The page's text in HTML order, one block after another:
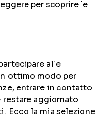
per scoprire le
alle
ottimo modo per
entrare in contatto
aggiornato
Ecco la mia selezione